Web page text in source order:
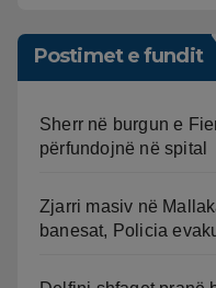
Postimet e fundit
Sherr në burgun e
përfundojnë në spital
Zjarri masiv në
banesat, Policia